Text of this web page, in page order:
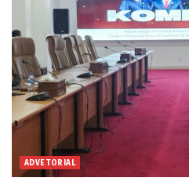
ADVETORIAL